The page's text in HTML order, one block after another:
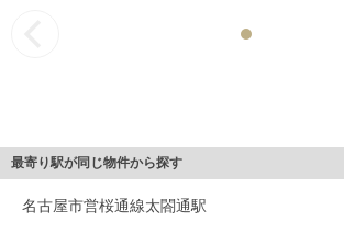
最寄り駅が同じ物件から探す
名古屋市営桜通線太閤通駅